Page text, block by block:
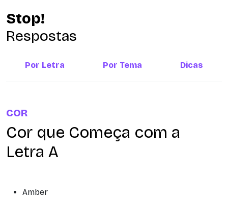
Stop!
Respostas
Por Letra Por Tema Dicas
COR
Cor que Começa com a
Letra A
Amber